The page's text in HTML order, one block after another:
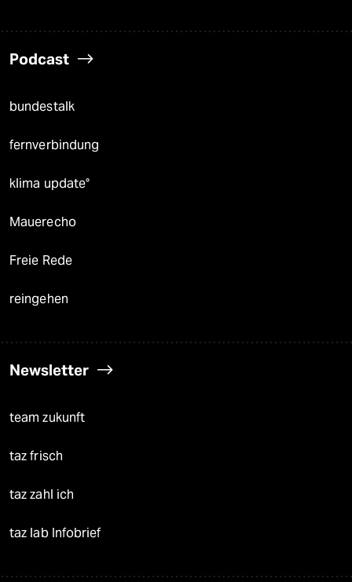
Podcast
bundestalk
fernverbindung
klima update°
Mauerecho
Freie Rede
reingehen
Newsletter
team zukunft
taz frisch
taz zahl ich
taz lab Infobrief